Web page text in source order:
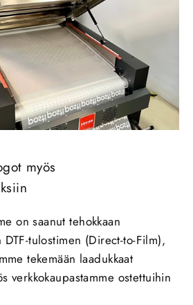
myös
on saanut tehokkaan
(Direct‑to‑Film),
tekemään laadukkaat
verkkokaupastamme ostettuihin